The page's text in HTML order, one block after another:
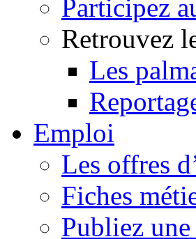
Participez
Retrouvez
Les
Emploi
Les offres
Fiches
Publiez